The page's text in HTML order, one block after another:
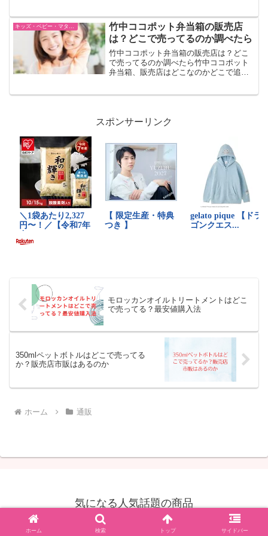
はどうでしょう。>>>>こちらから詳細が
確認できます...
竹中ココポット弁当箱の販売店
は？どこで売ってるのか調べたら
竹中ココポット弁当箱の販売店は？どこ
で売ってるのか調べたら竹中ココポット
弁当箱、販売店はどこなのかどこで追っ
スポンサーリンク
モロッカンオイルトリートメントはどこ
で売ってる？最安値購入法
350mlペットボトルはどこで売ってる
か？販売店市販はあるのか
ホーム 通販
気になる人気話題の商品
© 2017 気になる人気話題の商品.
ホーム 検索 トップ サイドバー